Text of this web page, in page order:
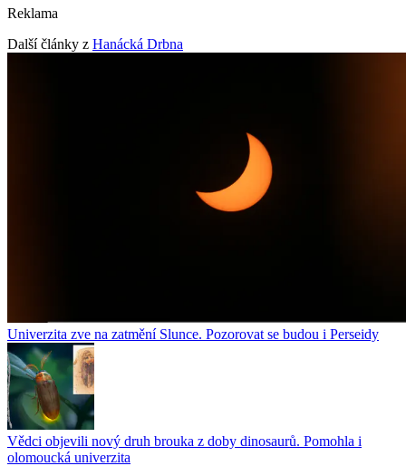
Reklama
Další články z Hanácká Drbna
Univerzita zve na zatmění Slunce. Pozorovat se budou i Perseidy
Vědci objevili nový druh brouka z doby dinosaurů. Pomohla i
olomoucká univerzita